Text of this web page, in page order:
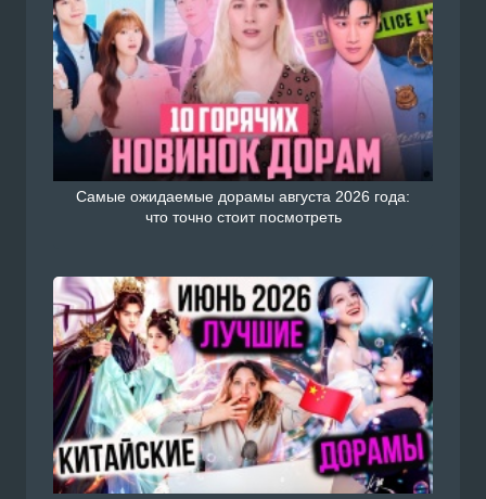
Самые ожидаемые дорамы августа 2026 года:
что точно стоит посмотреть